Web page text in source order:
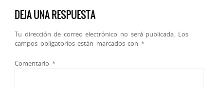
DEJA UNA RESPUESTA
Tu dirección de correo electrónico no será publicada. Los
campos obligatorios están marcados con *
Comentario *